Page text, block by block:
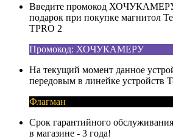
Введите промокод ХОЧУКАМЕРУ
подарок при покупке магнитол
TPRO 2
Промокод: ХОЧУКАМЕРУ
На текущий момент данное
передовым в линейке устройств
Флагман
Срок гарантийного
в магазине - 3 года!